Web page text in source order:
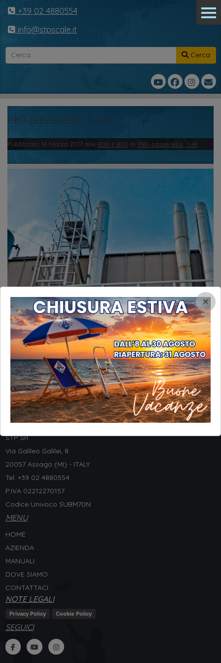
+39 02 4880554
info@stpscale.it
Cerca
P80-passerella_1-A1
Pubblicato 14 Marzo 2017 alle 800 × 800 in P80-passerella_1-A1
INFORMAZIONI
STP Srl
Via Galileo Galilei, 8
20057 Assago (MI) - ITALY
Tel. +39 02 4880554
P.IVA 02212270157
Codice Univoco SUBM70N
MENU
HOME
AZIENDA
MANUALI
DOVE SIAMO
CONTATTACI
NOTE LEGALI
Privacy Policy Cookie Policy
SEGUICI
×